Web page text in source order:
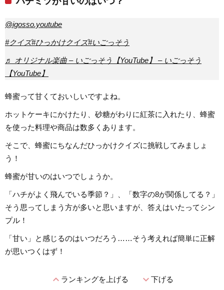
@igosso.youtube
#クイズ#ひっかけクイズ#いごっそう
♬ オリジナル楽曲 – いごっそう【YouTube】 – いごっそう
【YouTube】
蜂蜜って甘くておいしいですよね。
ホットケーキにかけたり、砂糖がわりに紅茶に入れたり、蜂蜜
を使った料理や商品は数多くあります。
そこで、蜂蜜にちなんだひっかけクイズに挑戦してみましょ
う！
蜂蜜が甘いのはいつでしょうか。
「ハチがよく飛んでいる季節？」、「数字の8が関係してる？」
そう思ってしまう方が多いと思いますが、答えはいたってシン
プル！
「甘い」と感じるのはいつだろう……そう考えれば簡単に正解
が思いつくはず！
expand_lessランキングを上げる expand_more下げる